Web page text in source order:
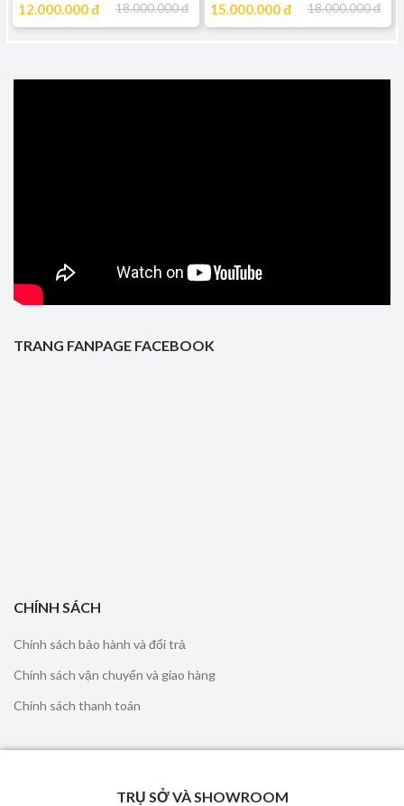
12.000.000đ 18.000.000đ 15.000.000đ 18.000.000đ
TRANG FANPAGE FACEBOOK
CHÍNH SÁCH
Chính sách bảo hành và đổi trả
Chính sách vận chuyển và giao hàng
Chính sách thanh toán
TRỤ SỞ VÀ SHOWROOM